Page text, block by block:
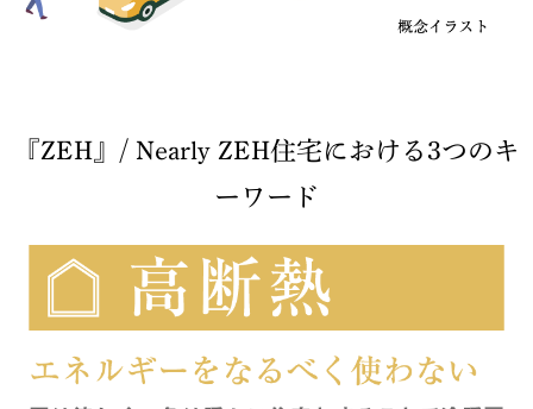
『ZEH』/ Nearly ZEH住宅における3つのキ
ーワード